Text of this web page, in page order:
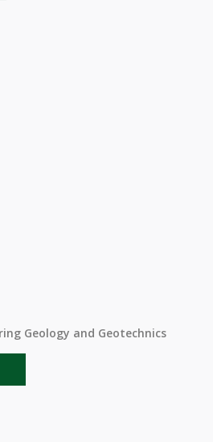
Geology and Geotechnics